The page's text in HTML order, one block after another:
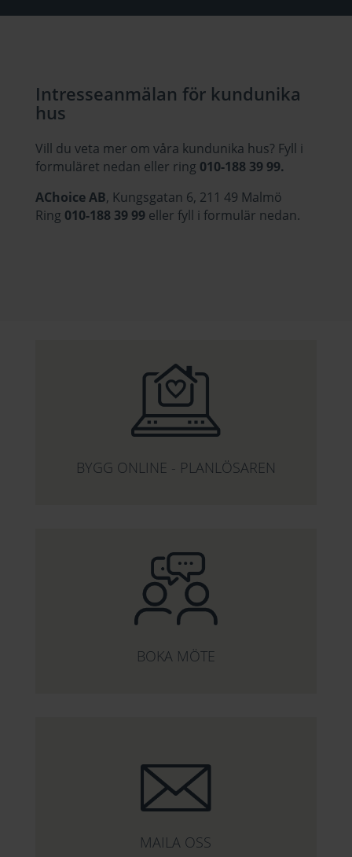
Intresseanmälan för kundunika
hus
Vill du veta mer om våra kundunika hus? Fyll i
formuläret nedan eller ring 010-188 39 99.
AChoice AB, Kungsgatan 6, 211 49 Malmö
Ring 010-188 39 99eller fyll i formulär nedan.
BYGG ONLINE - PLANLÖSAREN
BOKA MÖTE
MAILA OSS